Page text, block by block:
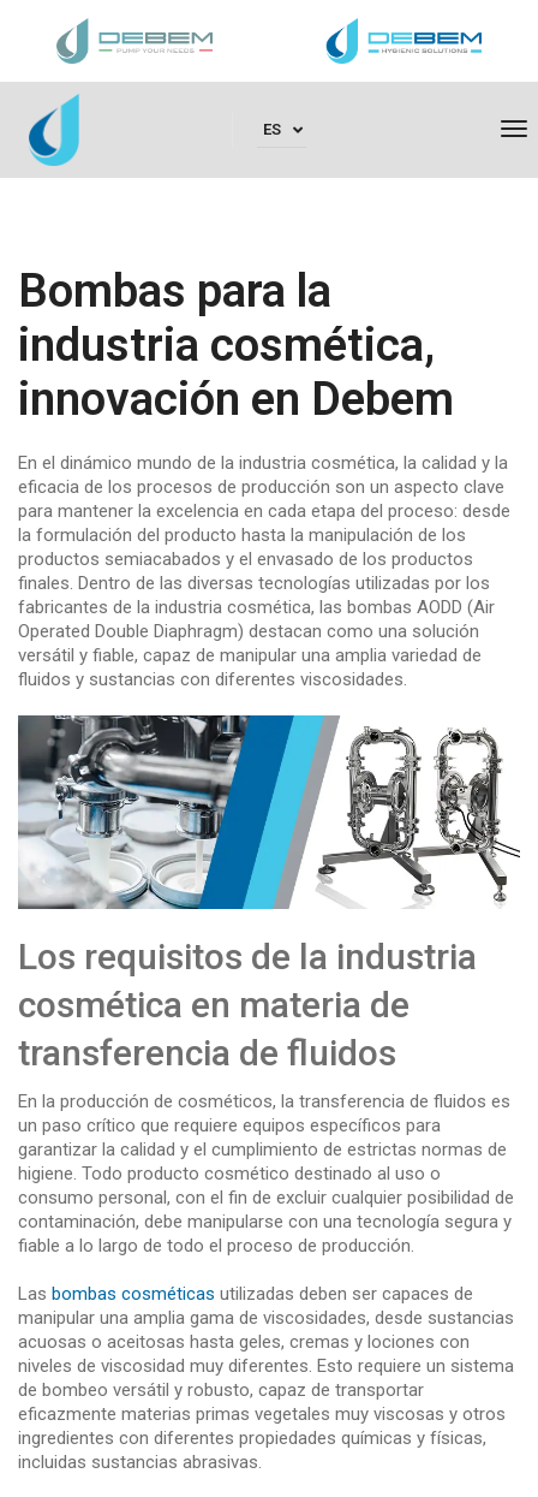
ES
Bombas para la
industria cosmética,
innovación en Debem
En el dinámico mundo de la industria cosmética, la calidad y la
eficacia de los procesos de producción son un aspecto clave
para mantener la excelencia en cada etapa del proceso: desde
la formulación del producto hasta la manipulación de los
productos semiacabados y el envasado de los productos
finales. Dentro de las diversas tecnologías utilizadas por los
fabricantes de la industria cosmética, las bombas AODD (Air
Operated Double Diaphragm) destacan como una solución
versátil y fiable, capaz de manipular una amplia variedad de
fluidos y sustancias con diferentes viscosidades.
Los requisitos de la industria
cosmética en materia de
transferencia de fluidos
En la producción de cosméticos, la transferencia de fluidos es
un paso crítico que requiere equipos específicos para
garantizar la calidad y el cumplimiento de estrictas normas de
higiene. Todo producto cosmético destinado al uso o
consumo personal, con el fin de excluir cualquier posibilidad de
contaminación, debe manipularse con una tecnología segura y
fiable a lo largo de todo el proceso de producción.
Las bombas cosméticas utilizadas deben ser capaces de
manipular una amplia gama de viscosidades, desde sustancias
acuosas o aceitosas hasta geles, cremas y lociones con
niveles de viscosidad muy diferentes. Esto requiere un sistema
de bombeo versátil y robusto, capaz de transportar
eficazmente materias primas vegetales muy viscosas y otros
ingredientes con diferentes propiedades químicas y físicas,
incluidas sustancias abrasivas.